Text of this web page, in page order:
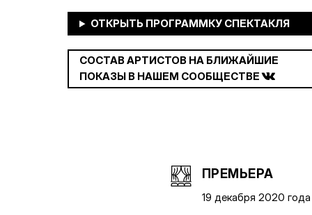
СОСТАВ АРТИСТОВ НА БЛИЖАЙШИЕ
ПОКАЗЫ В НАШЕМ СООБЩЕСТВЕ
ПРЕМЬЕРА
19 декабря 2020 года